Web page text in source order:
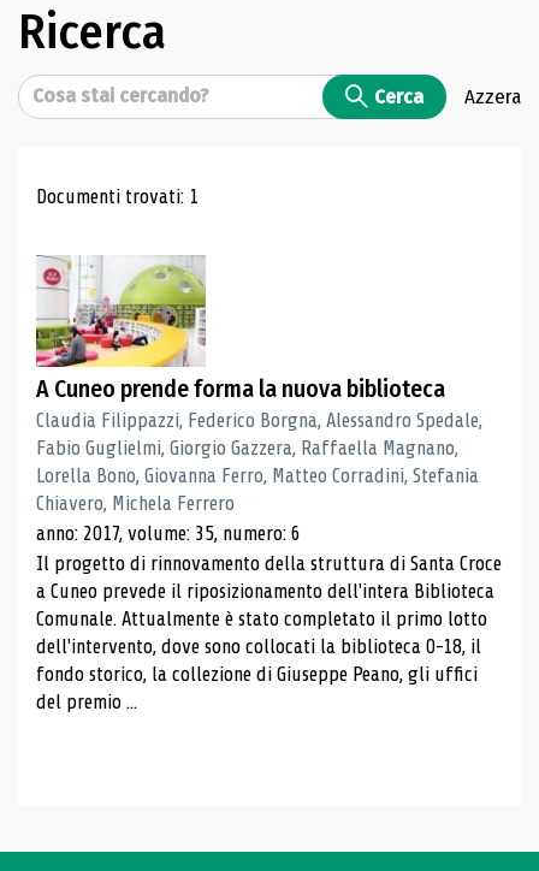
Ricerca
Cerca Cerca Azzera
Risultati di ricerca
Documenti trovati: 1
A Cuneo prende forma la nuova biblioteca
Claudia Filippazzi, Federico Borgna, Alessandro Spedale,
Fabio Guglielmi, Giorgio Gazzera, Raffaella Magnano,
Lorella Bono, Giovanna Ferro, Matteo Corradini, Stefania
Chiavero, Michela Ferrero
anno: 2017, volume: 35, numero: 6
Il progetto di rinnovamento della struttura di Santa Croce
a Cuneo prevede il riposizionamento dell'intera Biblioteca
Comunale. Attualmente è stato completato il primo lotto
dell'intervento, dove sono collocati la biblioteca 0-18, il
fondo storico, la collezione di Giuseppe Peano, gli uffici
del premio ...